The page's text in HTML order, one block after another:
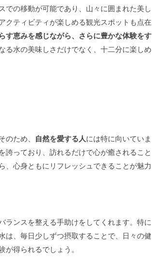
での移動が可能であり、山々に囲まれた美し
クティビティが楽しめる観光スポットも点在
す恵みを感じながら、さらに豊かな体験をす
る水の美味しさだけでなく、十二分に楽しめ
ため、 自然を愛する人には特に向いていま
っており、訪れるだけで心が癒されること
、心身ともにリフレッシュできることが魅力
ランスを整える手助けをしてくれます。特に
は、毎日少しずつ摂取することで、日々の健
得られるでしょう。